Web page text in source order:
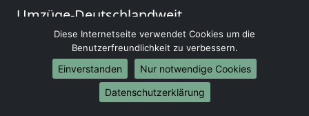
Umzüge-Deutschlandweit
Umzug von Chemnitz nach Berlin
Umzug von Chemnitz nach Hamburg
Umzug von Chemnitz nach München
Umzug von Chemnitz nach Köln
Umzug von Chemnitz nach Frankfurt am Main
Diese Internetseite verwendet Cookies um die
Benutzerfreundlichkeit zu verbessern.
Einverstanden
Nur notwendige Cookies
Datenschutzerklärung